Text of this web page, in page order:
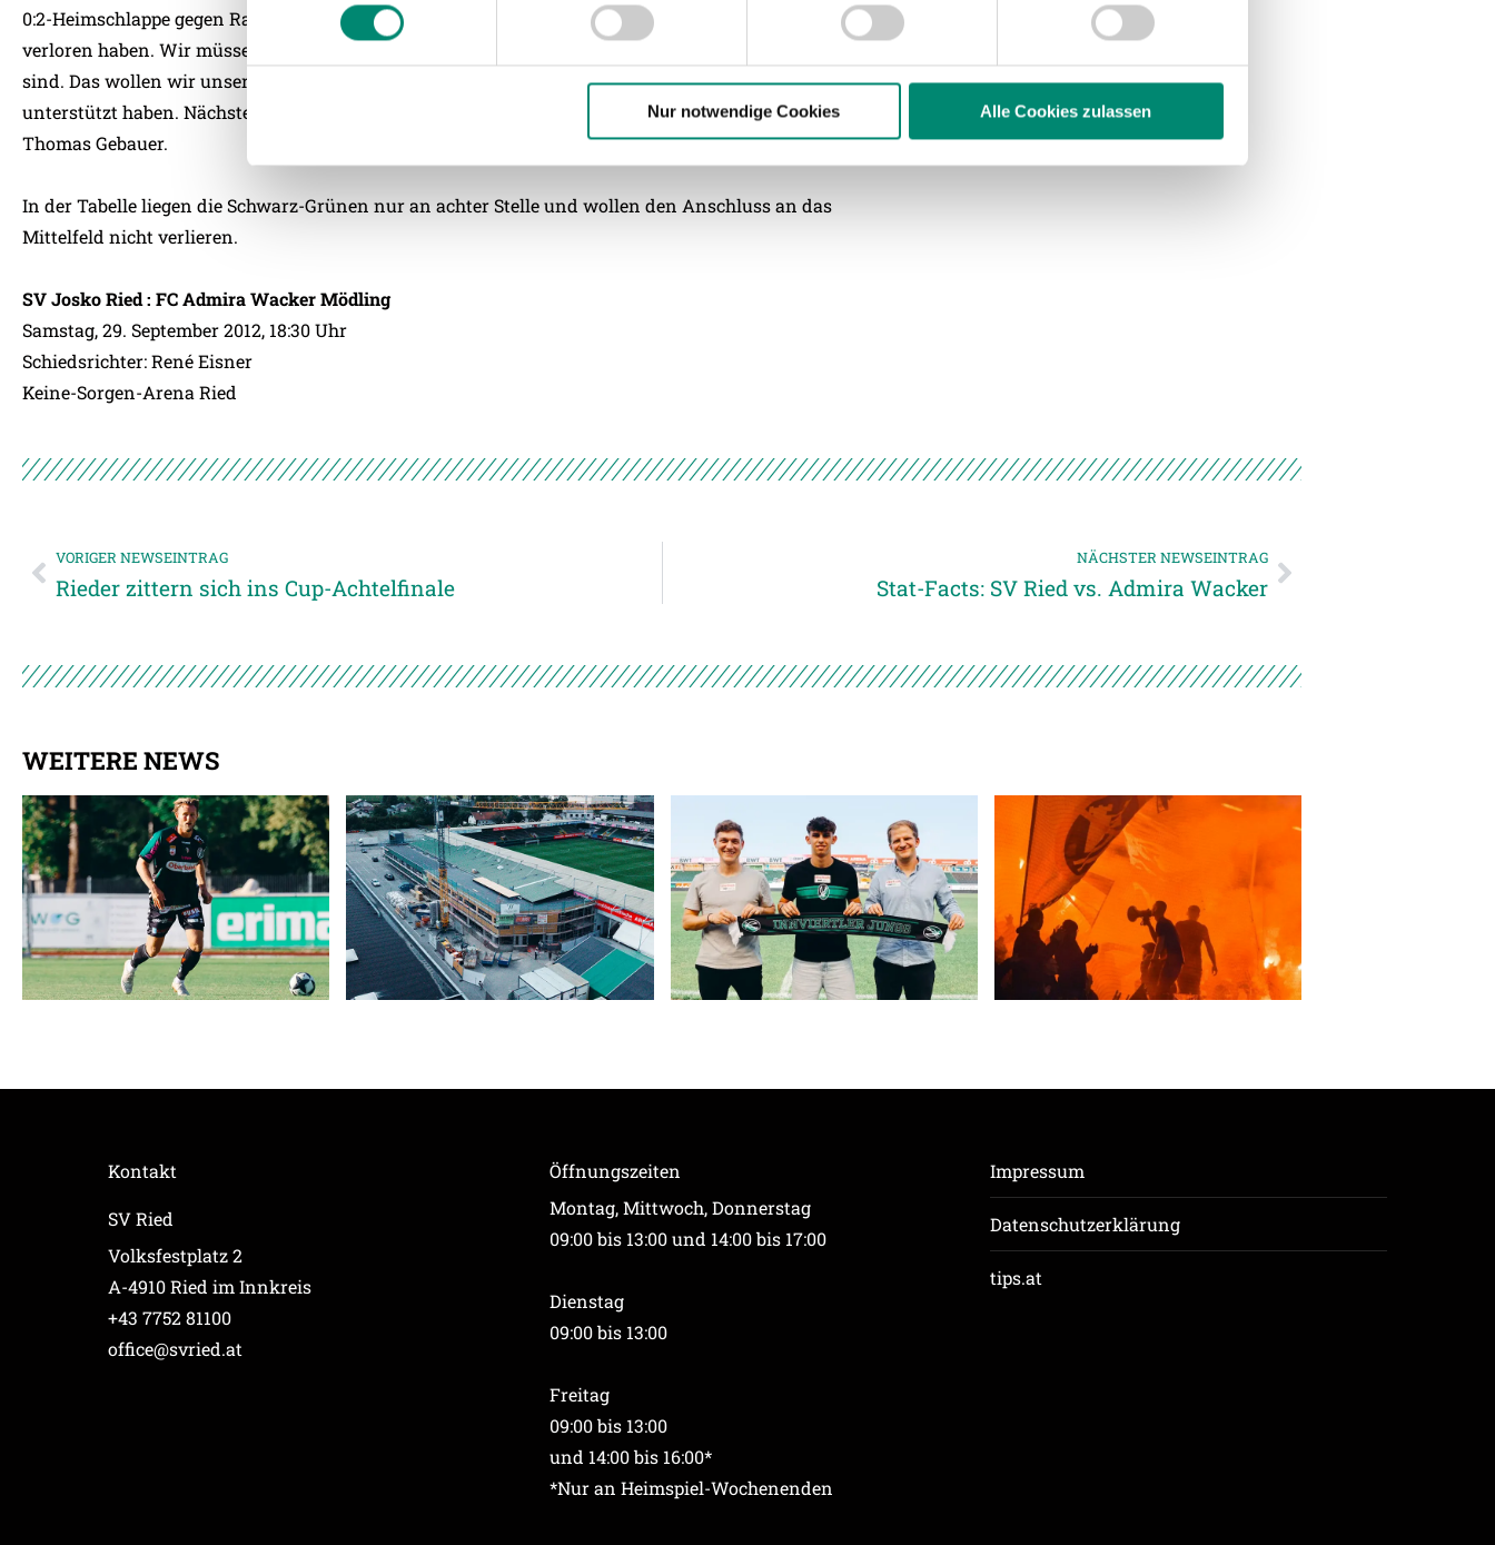
und die Zugriffe auf unsere Website zu analysieren. Außerdem geben wir Informationen zu Ihrer Verwendung unserer
Nur notwendige Cookies Alle Cookies zulassen
0:2-Heimschlappe gegen Rapid einstecken. „Es stört uns extrem, dass wir zuhause so viele Spiele
verloren haben. Wir müssen uns wieder erarbeiten, dass wir im eigenen Stadion eine Hausmacht
sind. Das wollen wir unseren Fans aber wieder bieten, die uns auch gegen Rapid wieder großartig
unterstützt haben. Nächsten Samstag gibt es keine Ausreden, da muss ein Sieg her,“ meint Kapitän
Thomas Gebauer.
In der Tabelle liegen die Schwarz-Grünen nur an achter Stelle und wollen den Anschluss an das
Mittelfeld nicht verlieren.
SV Josko Ried : FC Admira Wacker Mödling
Samstag, 29. September 2012, 18:30 Uhr
Schiedsrichter: René Eisner
Keine-Sorgen-Arena Ried
VORIGER NEWSEINTRAG
Rieder zittern sich ins Cup-Achtelfinale
NÄCHSTER NEWSEINTRAG
Stat-Facts: SV Ried vs. Admira Wacker
WEITERE NEWS
Kontakt
SV Ried
Volksfestplatz 2
A-4910 Ried im Innkreis
+43 7752 81100
office@svried.at
Öffnungszeiten
Montag, Mittwoch, Donnerstag
09:00 bis 13:00 und 14:00 bis 17:00
Dienstag
09:00 bis 13:00
Freitag
09:00 bis 13:00
und 14:00 bis 16:00*
*Nur an Heimspiel-Wochenenden
Impressum
Datenschutzerklärung
tips.at